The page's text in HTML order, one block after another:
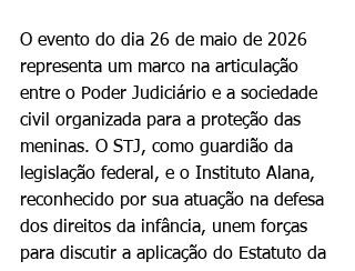
O evento do dia 26 de maio de 2026
representa um marco na articulação
entre o Poder Judiciário e a sociedade
civil organizada para a proteção das
meninas. O STJ, como guardião da
legislação federal, e o Instituto Alana,
reconhecido por sua atuação na defesa
dos direitos da infância, unem forças
para discutir a aplicação do Estatuto da